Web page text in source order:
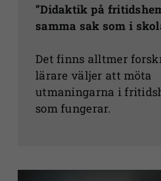
”Didaktik på
samma sak som i
Det finns alltmer
lärare väljer att möta
utmaningarna i
som fungerar.